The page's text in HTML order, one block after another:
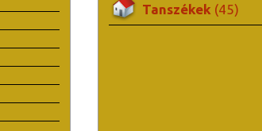
Tanszékek (45)